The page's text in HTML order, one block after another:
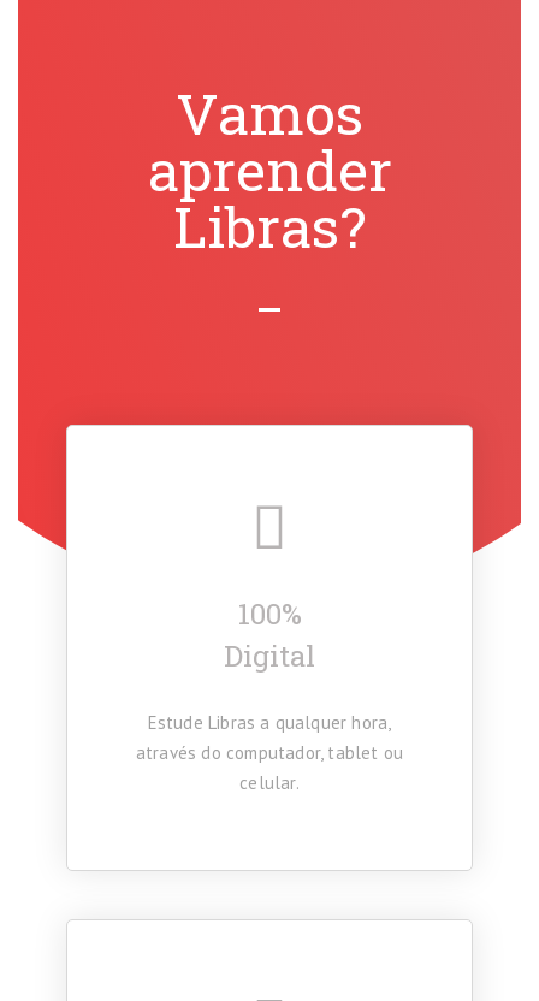
Vamos
aprender
Libras?
100%
Digital
Estude Libras a qualquer hora,
através do computador, tablet ou
celular.